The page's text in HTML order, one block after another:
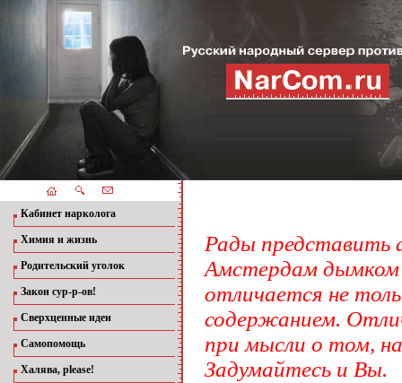
Кабинет нарколога
Химия и жизнь
Родительский уголок
Закон сур-р-ов!
Сверхценные идеи
Самопомощь
Халява, please!
Рады представить
Амстердам
отличается не
содержанием.
при мысли о том,
Задумайтесь и Вы.